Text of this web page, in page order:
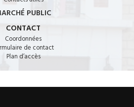
PUBLIC
CONTACT
Coordonnées
de contact
Plan d’accès